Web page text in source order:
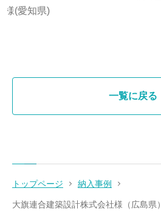
一覧に戻る
トップページ 納入事例
大旗連合建築設計株式会社様（広島県）